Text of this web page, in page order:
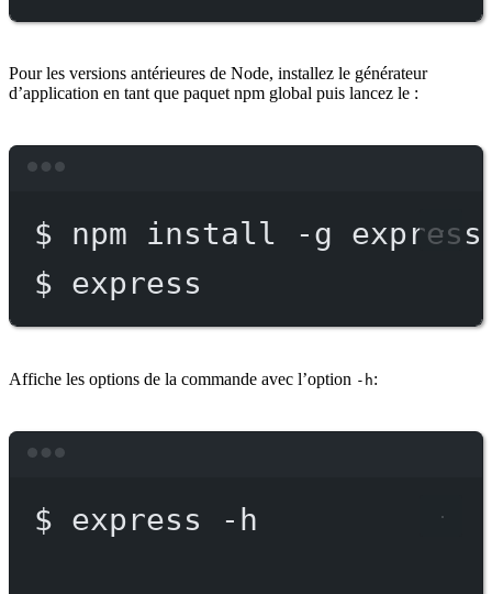
Pour les versions antérieures de Node, installez le générateur
d’application en tant que paquet npm global puis lancez le :
$ npm install -g
$ express
Affiche les options de la commande avec l’option -h:
$ express -h